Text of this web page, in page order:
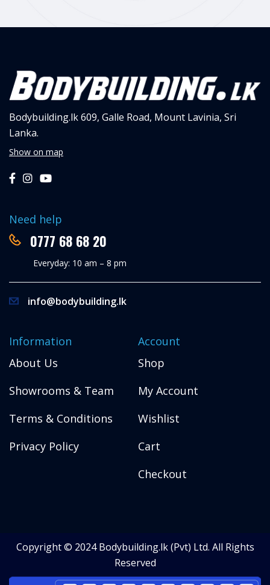
Bodybuilding.lk609, Galle Road, Mount Lavinia, Sri
Lanka.
Show on map
Need help
0777 68 68 20
Everyday: 10 am – 8 pm
info@bodybuilding.lk
Information
About Us
Showrooms & Team
Terms & Conditions
Privacy Policy
Account
Shop
My Account
Wishlist
Cart
Checkout
Copyright © 2024 Bodybuilding.lk (Pvt) Ltd. All Rights
Reserved